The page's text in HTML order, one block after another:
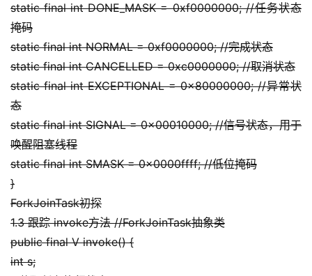
static final int DONE_MASK = 0xf0000000; //任务状态
掩码
static final int NORMAL = 0xf0000000; //完成状态
static final int CANCELLED = 0xc0000000; //取消状态
static final int EXCEPTIONAL = 0x80000000; //异常状
态
static final int SIGNAL = 0x00010000; //信号状态，用于
唤醒阻塞线程
static final int SMASK = 0x0000ffff; //低位掩码
}
ForkJoinTask初探
1.3 跟踪 invoke方法 //ForkJoinTask抽象类
public final V invoke() {
int s;